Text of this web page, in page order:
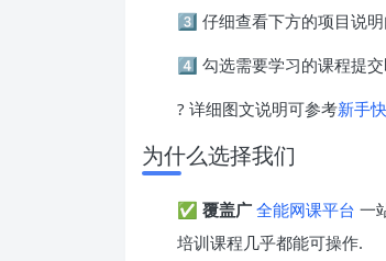
3️⃣ 仔细查看下方的项目说
4️⃣ 勾选需要学习的课程提
? 详细图文说明可参考新手
为什么选择我们
✅ 覆盖广 全能网课平台 一
培训课程几乎都能可操作.